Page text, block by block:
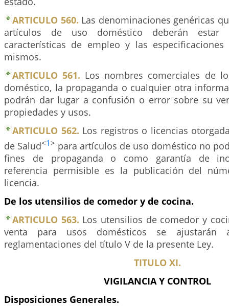
ARTICULO 560. Las denominaciones genéricas
artículos de uso doméstico deberán estar
características de empleo y las
mismos.
ARTICULO 561. Los nombres comerciales de
doméstico, la propaganda o cualquier otra
podrán dar lugar a confusión o error sobre su
propiedades y usos.
ARTICULO 562. Los registros o licencias
de Salud<1> para artículos de uso doméstico no
fines de propaganda o como garantía de
referencia permisible es la publicación del
licencia.
De los utensilios de comedor y de cocina.
ARTICULO 563. Los utensilios de comedor y
venta para usos domésticos se
reglamentaciones del título V de la presente Ley.
TITULO XI.
VIGILANCIA Y CONTROL
Disposiciones Generales.